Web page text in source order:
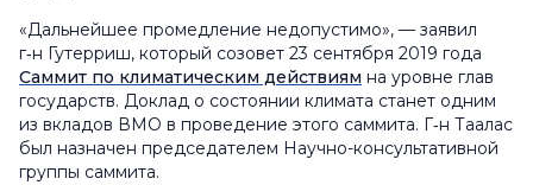
«Дальнейшее промедление недопустимо», — заявил
г‑н Гутерриш, который созовет 23 сентября 2019 года
Саммит по климатическим действиям на уровне глав
государств. Доклад о состоянии климата станет одним
из вкладов ВМО в проведение этого саммита. Г‑н Таалас
был назначен председателем Научно-консультативной
группы саммита.